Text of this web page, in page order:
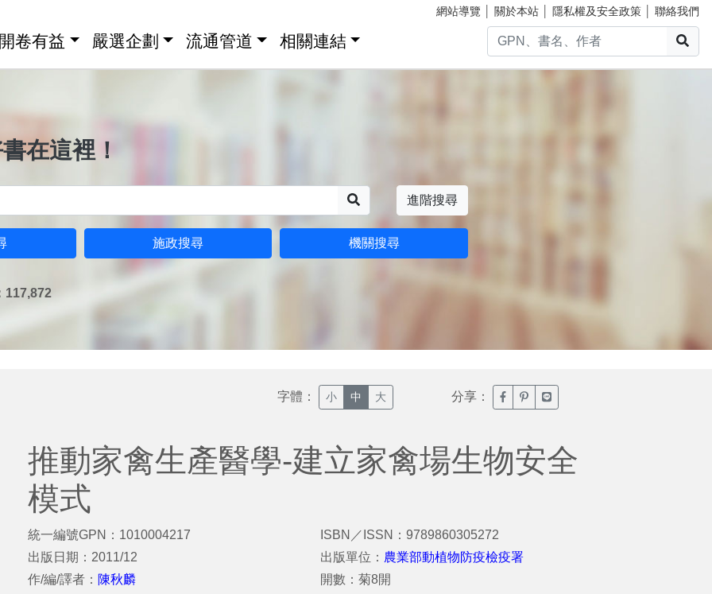
網站導覽 關於本站 隱私權及安全政策 聯絡我們
卷有益 嚴選企劃 流通管道 相關連結
在這裡！
進階搜尋
施政搜尋 機關搜尋
117,872
字體： 小 中 大 分享： 臉書分享(另開新視窗)
噗浪分享(另開新視窗)
Line分享(另開新視窗)
推動家禽生產醫學-建立家禽場生物安全
模式
統一編號GPN：1010004217
出版日期：2011/12
作/編/譯者： 陳秋麟
ISBN／ISSN：9789860305272
出版單位： 農業部動植物防疫檢疫署
開數：菊8開